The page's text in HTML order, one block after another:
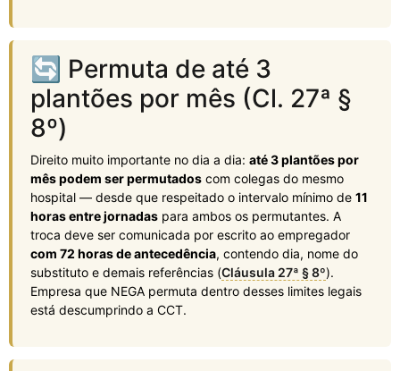
🔄 Permuta de até 3
plantões por mês (Cl. 27ª §
8º)
Direito muito importante no dia a dia: até 3 plantões por
mês podem ser permutados com colegas do mesmo
hospital — desde que respeitado o intervalo mínimo de 11
horas entre jornadas para ambos os permutantes. A
troca deve ser comunicada por escrito ao empregador
com 72 horas de antecedência, contendo dia, nome do
substituto e demais referências (Cláusula 27ª § 8º).
Empresa que NEGA permuta dentro desses limites legais
está descumprindo a CCT.